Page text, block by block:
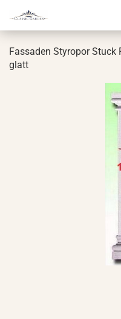
Fas­sa­den Sty­ro­por Stuck
glatt